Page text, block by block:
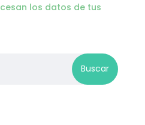
los datos de tus